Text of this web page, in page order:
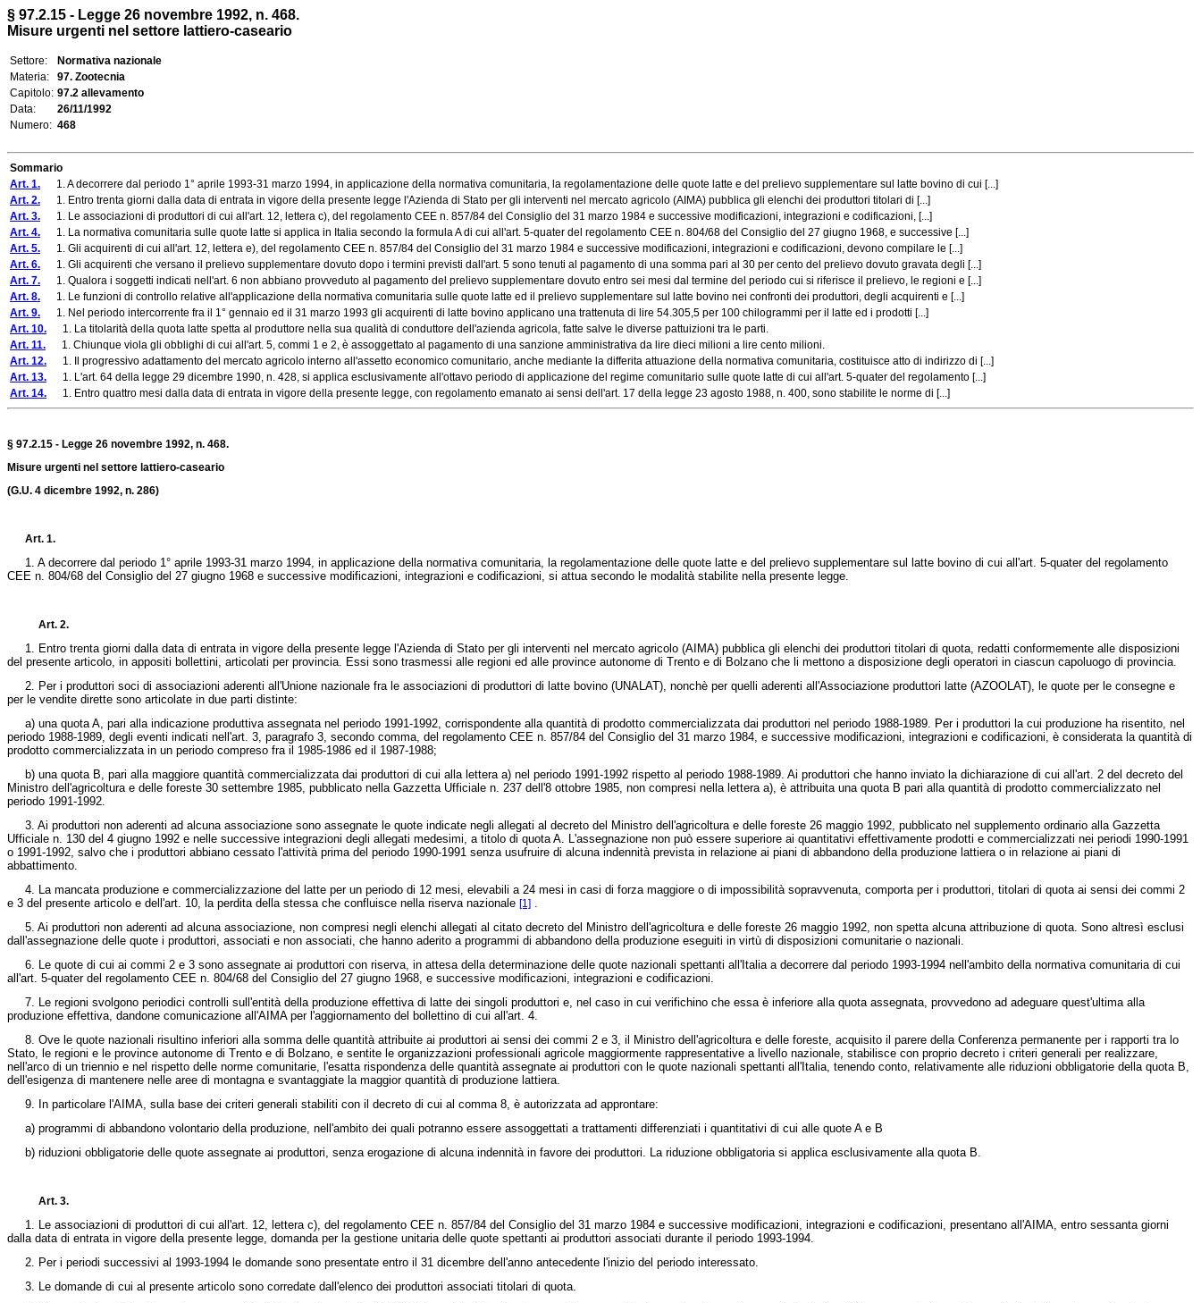
§ 97.2.15 - Legge 26 novembre 1992, n. 468.
Misure urgenti nel settore lattiero-caseario
Settore:
Normativa nazionale
Materia:
97. Zootecnia
Capitolo: 97.2 allevamento
Data:
26/11/1992
Numero: 468
Sommario
Art. 1. 1. A decorrere dal periodo 1° aprile 1993-31 marzo 1994, in applicazione della normativa comunitaria, la regolamentazione delle quote latte e del prelievo supplementare sul latte bovino di cui [...]
Art. 2. 1. Entro trenta giorni dalla data di entrata in vigore della presente legge l'Azienda di Stato per gli interventi nel mercato agricolo (AIMA) pubblica gli elenchi dei produttori titolari di [...]
Art. 3. 1. Le associazioni di produttori di cui all'art. 12, lettera c), del regolamento CEE n. 857/84 del Consiglio del 31 marzo 1984 e successive modificazioni, integrazioni e codificazioni, [...]
Art. 4. 1. La normativa comunitaria sulle quote latte si applica in Italia secondo la formula A di cui all'art. 5-quater del regolamento CEE n. 804/68 del Consiglio del 27 giugno 1968, e successive [...]
Art. 5. 1. Gli acquirenti di cui all'art. 12, lettera e), del regolamento CEE n. 857/84 del Consiglio del 31 marzo 1984 e successive modificazioni, integrazioni e codificazioni, devono compilare le [...]
Art. 6. 1. Gli acquirenti che versano il prelievo supplementare dovuto dopo i termini previsti dall'art. 5 sono tenuti al pagamento di una somma pari al 30 per cento del prelievo dovuto gravata degli [...]
Art. 7. 1. Qualora i soggetti indicati nell'art. 6 non abbiano provveduto al pagamento del prelievo supplementare dovuto entro sei mesi dal termine del periodo cui si riferisce il prelievo, le regioni e [...]
Art. 8. 1. Le funzioni di controllo relative all'applicazione della normativa comunitaria sulle quote latte ed il prelievo supplementare sul latte bovino nei confronti dei produttori, degli acquirenti e [...]
Art. 9. 1. Nel periodo intercorrente fra il 1° gennaio ed il 31 marzo 1993 gli acquirenti di latte bovino applicano una trattenuta di lire 54.305,5 per 100 chilogrammi per il latte ed i prodotti [...]
Art. 10. 1. La titolarità della quota latte spetta al produttore nella sua qualità di conduttore dell'azienda agricola, fatte salve le diverse pattuizioni tra le parti.
Art. 11. 1. Chiunque viola gli obblighi di cui all'art. 5, commi 1 e 2, è assoggettato al pagamento di una sanzione amministrativa da lire dieci milioni a lire cento milioni.
Art. 12. 1. Il progressivo adattamento del mercato agricolo interno all'assetto economico comunitario, anche mediante la differita attuazione della normativa comunitaria, costituisce atto di indirizzo di [...]
Art. 13. 1. L'art. 64 della legge 29 dicembre 1990, n. 428, si applica esclusivamente all'ottavo periodo di applicazione del regime comunitario sulle quote latte di cui all'art. 5-quater del regolamento [...]
Art. 14. 1. Entro quattro mesi dalla data di entrata in vigore della presente legge, con regolamento emanato ai sensi dell'art. 17 della legge 23 agosto 1988, n. 400, sono stabilite le norme di [...]
§ 97.2.15 - Legge 26 novembre 1992, n. 468.
Misure urgenti nel settore lattiero-caseario
(G.U. 4 dicembre 1992, n. 286)
Art. 1.
1. A decorrere dal periodo 1° aprile 1993-31 marzo 1994, in applicazione della normativa comunitaria, la regolamentazione delle quote latte e del prelievo supplementare sul latte bovino di cui all'art. 5-quater del regolamento
CEE n. 804/68 del Consiglio del 27 giugno 1968 e successive modificazioni, integrazioni e codificazioni, si attua secondo le modalità stabilite nella presente legge.
Art. 2.
1. Entro trenta giorni dalla data di entrata in vigore della presente legge l'Azienda di Stato per gli interventi nel mercato agricolo (AIMA) pubblica gli elenchi dei produttori titolari di quota, redatti conformemente alle disposizioni
del presente articolo, in appositi bollettini, articolati per provincia. Essi sono trasmessi alle regioni ed alle province autonome di Trento e di Bolzano che li mettono a disposizione degli operatori in ciascun capoluogo di provincia.
2. Per i produttori soci di associazioni aderenti all'Unione nazionale fra le associazioni di produttori di latte bovino (UNALAT), nonchè per quelli aderenti all'Associazione produttori latte (AZOOLAT), le quote per le consegne e
per le vendite dirette sono articolate in due parti distinte:
a) una quota A, pari alla indicazione produttiva assegnata nel periodo 1991-1992, corrispondente alla quantità di prodotto commercializzata dai produttori nel periodo 1988-1989. Per i produttori la cui produzione ha risentito, nel
periodo 1988-1989, degli eventi indicati nell'art. 3, paragrafo 3, secondo comma, del regolamento CEE n. 857/84 del Consiglio del 31 marzo 1984, e successive modificazioni, integrazioni e codificazioni, è considerata la quantità di
prodotto commercializzata in un periodo compreso fra il 1985-1986 ed il 1987-1988;
b) una quota B, pari alla maggiore quantità commercializzata dai produttori di cui alla lettera a) nel periodo 1991-1992 rispetto al periodo 1988-1989. Ai produttori che hanno inviato la dichiarazione di cui all'art. 2 del decreto del
Ministro dell'agricoltura e delle foreste 30 settembre 1985, pubblicato nella Gazzetta Ufficiale n. 237 dell'8 ottobre 1985, non compresi nella lettera a), è attribuita una quota B pari alla quantità di prodotto commercializzato nel
periodo 1991-1992.
3. Ai produttori non aderenti ad alcuna associazione sono assegnate le quote indicate negli allegati al decreto del Ministro dell'agricoltura e delle foreste 26 maggio 1992, pubblicato nel supplemento ordinario alla Gazzetta
Ufficiale n. 130 del 4 giugno 1992 e nelle successive integrazioni degli allegati medesimi, a titolo di quota A. L'assegnazione non può essere superiore ai quantitativi effettivamente prodotti e commercializzati nei periodi 1990-1991
o 1991-1992, salvo che i produttori abbiano cessato l'attività prima del periodo 1990-1991 senza usufruire di alcuna indennità prevista in relazione ai piani di abbandono della produzione lattiera o in relazione ai piani di
abbattimento.
4. La mancata produzione e commercializzazione del latte per un periodo di 12 mesi, elevabili a 24 mesi in casi di forza maggiore o di impossibilità sopravvenuta, comporta per i produttori, titolari di quota ai sensi dei commi 2
e 3 del presente articolo e dell'art. 10, la perdita della stessa che confluisce nella riserva nazionale [1] .
5. Ai produttori non aderenti ad alcuna associazione, non compresi negli elenchi allegati al citato decreto del Ministro dell'agricoltura e delle foreste 26 maggio 1992, non spetta alcuna attribuzione di quota. Sono altresì esclusi
dall'assegnazione delle quote i produttori, associati e non associati, che hanno aderito a programmi di abbandono della produzione eseguiti in virtù di disposizioni comunitarie o nazionali.
6. Le quote di cui ai commi 2 e 3 sono assegnate ai produttori con riserva, in attesa della determinazione delle quote nazionali spettanti all'Italia a decorrere dal periodo 1993-1994 nell'ambito della normativa comunitaria di cui
all'art. 5-quater del regolamento CEE n. 804/68 del Consiglio del 27 giugno 1968, e successive modificazioni, integrazioni e codificazioni.
7. Le regioni svolgono periodici controlli sull'entità della produzione effettiva di latte dei singoli produttori e, nel caso in cui verifichino che essa è inferiore alla quota assegnata, provvedono ad adeguare quest'ultima alla
produzione effettiva, dandone comunicazione all'AIMA per l'aggiornamento del bollettino di cui all'art. 4.
8. Ove le quote nazionali risultino inferiori alla somma delle quantità attribuite ai produttori ai sensi dei commi 2 e 3, il Ministro dell'agricoltura e delle foreste, acquisito il parere della Conferenza permanente per i rapporti tra lo
Stato, le regioni e le province autonome di Trento e di Bolzano, e sentite le organizzazioni professionali agricole maggiormente rappresentative a livello nazionale, stabilisce con proprio decreto i criteri generali per realizzare,
nell'arco di un triennio e nel rispetto delle norme comunitarie, l'esatta rispondenza delle quantità assegnate ai produttori con le quote nazionali spettanti all'Italia, tenendo conto, relativamente alle riduzioni obbligatorie della quota B,
dell'esigenza di mantenere nelle aree di montagna e svantaggiate la maggior quantità di produzione lattiera.
9. In particolare l'AIMA, sulla base dei criteri generali stabiliti con il decreto di cui al comma 8, è autorizzata ad approntare:
a) programmi di abbandono volontario della produzione, nell'ambito dei quali potranno essere assoggettati a trattamenti differenziati i quantitativi di cui alle quote A e B
b) riduzioni obbligatorie delle quote assegnate ai produttori, senza erogazione di alcuna indennità in favore dei produttori. La riduzione obbligatoria si applica esclusivamente alla quota B.
Art. 3.
1. Le associazioni di produttori di cui all'art. 12, lettera c), del regolamento CEE n. 857/84 del Consiglio del 31 marzo 1984 e successive modificazioni, integrazioni e codificazioni, presentano all'AIMA, entro sessanta giorni
dalla data di entrata in vigore della presente legge, domanda per la gestione unitaria delle quote spettanti ai produttori associati durante il periodo 1993-1994.
2. Per i periodi successivi al 1993-1994 le domande sono presentate entro il 31 dicembre dell'anno antecedente l'inizio del periodo interessato.
3. Le domande di cui al presente articolo sono corredate dall'elenco dei produttori associati titolari di quota.